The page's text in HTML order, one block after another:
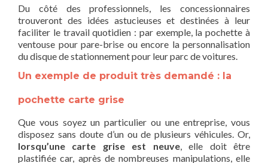
Du côté des professionnels, les concessionnaires
trouveront des idées astucieuses et destinées à leur
faciliter le travail quotidien : par exemple, la pochette à
ventouse pour pare-brise ou encore la personnalisation
du disque de stationnement pour leur parc de voitures.
Un exemple de produit très demandé : la
pochette carte grise
Que vous soyez un particulier ou une entreprise, vous
disposez sans doute d’un ou de plusieurs véhicules. Or,
lorsqu’une carte grise est neuve, elle doit être
plastifiée car, après de nombreuses manipulations, elle